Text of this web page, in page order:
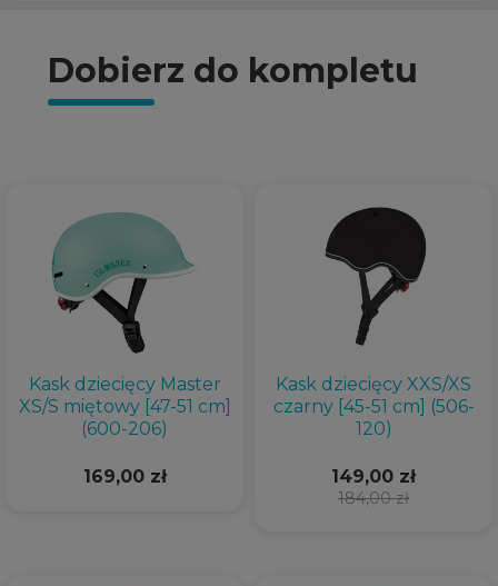
Dobierz do kompletu
Kask dziecięcy Master
XS/S miętowy [47-51 cm]
(600-206)
169,00 zł
Kask dziecięcy XXS/XS
czarny [45-51 cm] (506-
120)
184,00 zł
149,00 zł